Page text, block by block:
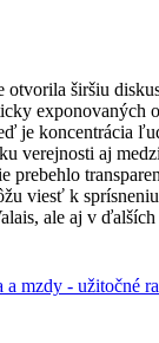
otvorila širšiu
exponovaných
je koncentrácia
verejnosti aj
prebehlo
viesť k
ale aj v